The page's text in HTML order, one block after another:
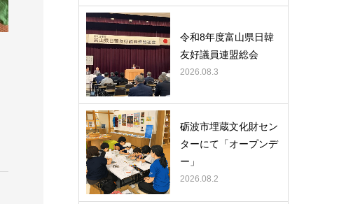
令和8年度富山県日韓
友好議員連盟総会
2026.08.3
砺波市埋蔵文化財セン
ターにて「オープンデ
ー」
2026.08.2